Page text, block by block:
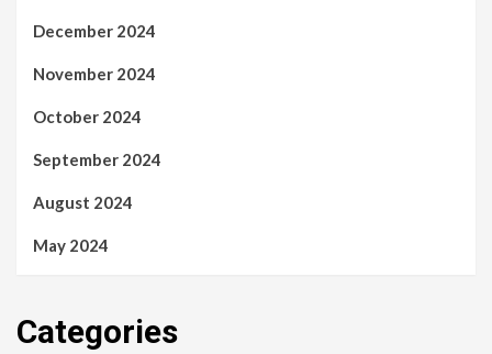
December 2024
November 2024
October 2024
September 2024
August 2024
May 2024
Categories